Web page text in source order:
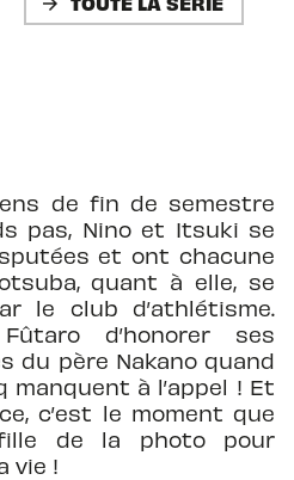
de fin de semestre
pas, Nino et Itsuki se
et ont chacune
quant à elle, se
le club d’athlétisme.
d’honorer ses
du père Nakano quand
à l’appel ! Et
c’est le moment que
de la photo pour
vie !